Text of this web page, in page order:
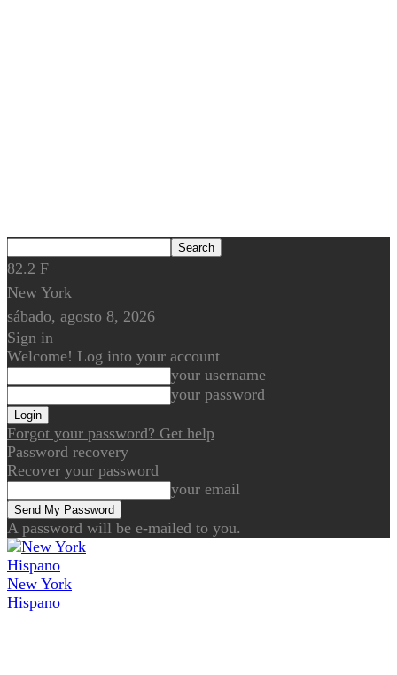
82.2 F
New York
sábado, agosto 8, 2026
Sign in
Welcome! Log into your account
your username
your password
Forgot your password? Get help
Password recovery
Recover your password
your email
A password will be e-mailed to you.
New York
Hispano